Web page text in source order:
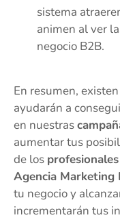
sistema
animen al ver
negocio B2B.
En resumen,
ayudarán a
en nuestras
aumentar tus
de los
Agencia Marketing
tu negocio y
incrementarán tus